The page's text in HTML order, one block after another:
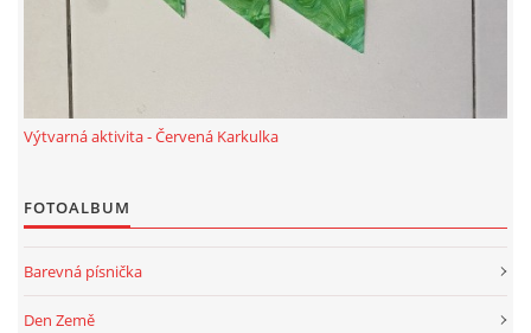
TÝDENNÍ PLÁNY
SMYSLOVÁ AKTIVITA
JÓGOVÉ CVIČENÍ, TYPY, RADY, RECENZE
Výtvarná aktivita - Červená Karkulka
FOTOALBUM
Barevná písnička
Den Země